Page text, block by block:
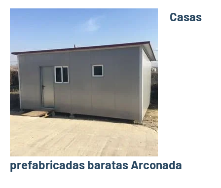
Casas
prefabricadas baratas Arconada